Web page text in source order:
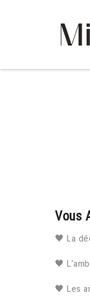
Vous
🖤 La
🖤
🖤 Les